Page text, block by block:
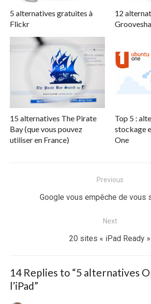
5 alternatives gratuites à
Flickr
12
15 alternatives The Pirate
Bay (que vous pouvez
utiliser en France)
Top 5 :
stockage
One
Previous
Previous
Google vous empêche de vous
Next
Next
20 sites « iPad Ready »
14 Replies to “5 alternatives
l’iPad”